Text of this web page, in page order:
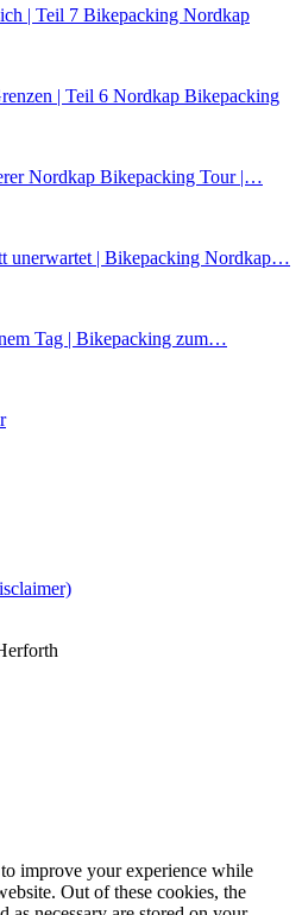
| Teil 7 Bikepacking Nordkap
| Teil 6 Nordkap Bikepacking
Nordkap Bikepacking Tour |…
unerwartet | Bikepacking Nordkap…
Tag | Bikepacking zum…
improve your experience while
Out of these cookies, the